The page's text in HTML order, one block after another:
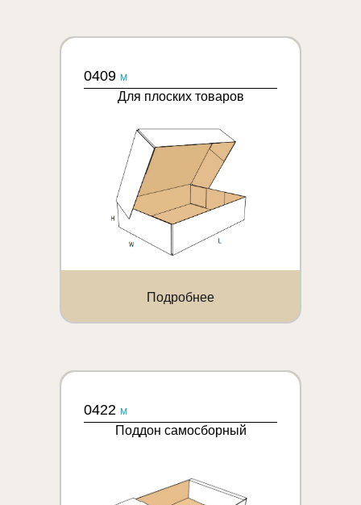
0409 M
Для плоских товаров
Подробнее
0422 M
Поддон самосборный